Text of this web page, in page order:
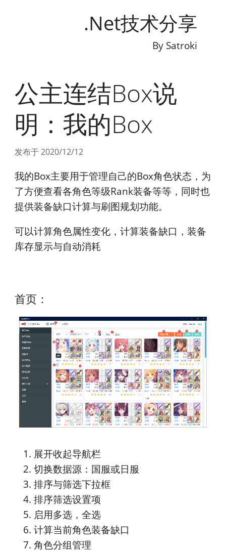
.Net技术分享
By Satroki
公主连结Box说
明：我的Box
发布于 2020/12/12
我的Box主要用于管理自己的Box角色状态，为
了方便查看各角色等级Rank装备等等，同时也
提供装备缺口计算与刷图规划功能。
可以计算角色属性变化，计算装备缺口，装备
库存显示与自动消耗
首页：
展开收起导航栏
切换数据源：国服或日服
排序与筛选下拉框
排序筛选设置项
启用多选，全选
计算当前角色装备缺口
角色分组管理